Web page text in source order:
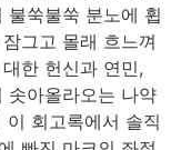
불쑥불쑥 분노에 휩
그고 몰래 흐느껴
한 헌신과 연민,
솟아올라오는 나약
회고록에서 솔직